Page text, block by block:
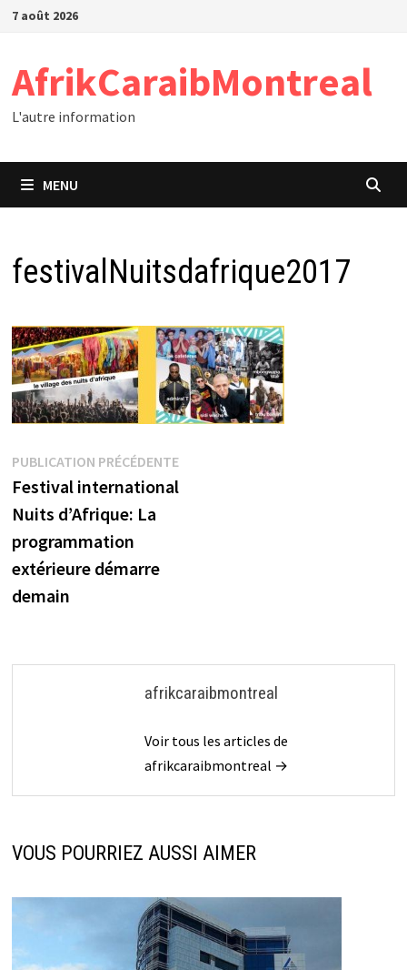
Passer
7 août 2026
AfrikCaraibMontreal
L'autre information
MENU
festivalNuitsdafrique2017
Navigation
de
l’article
PUBLICATION PRÉCÉDENTEPublication
précédente :
Festival international
Nuits d’Afrique: La
programmation
extérieure démarre
demain
afrikcaraibmontreal
Voir tous les articles de
afrikcaraibmontreal →
VOUS POURRIEZ AUSSI AIMER